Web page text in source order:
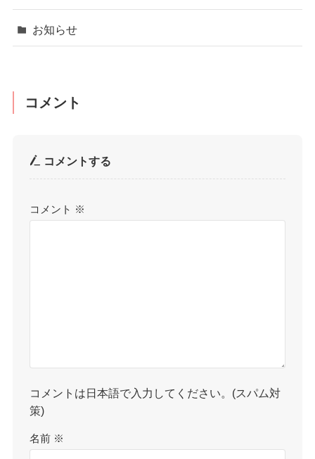
お知らせ
コメント
コメントする
コメント ※
コメントは日本語で入力してください。(スパム対
策)
名前 ※